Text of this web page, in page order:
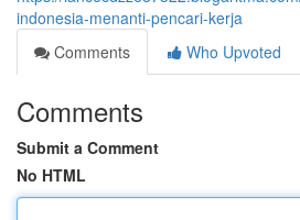
indonesia-menanti-pencari-kerja
Comments
Who Upvoted
Comments
Submit a Comment
No HTML